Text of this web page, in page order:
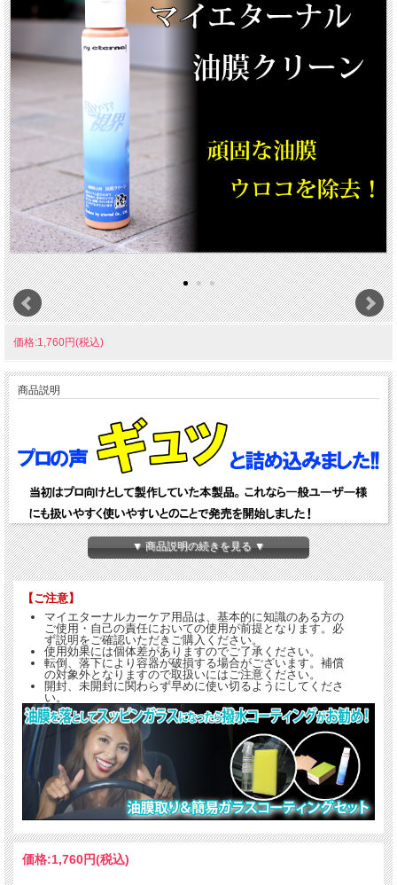
価格:1,760円(税込)
商品説明
▼ 商品説明の続きを見る ▼
【ご注意】
マイエターナルカーケア用品は、基本的に知識のある方の
ご使用・自己の責任においての使用が前提となります。必
ず説明をご確認いただきご購入ください。
使用効果には個体差がありますのでご了承ください。
転倒、落下により容器が破損する場合がございます。補償
の対象外となりますので取扱いにはご注意ください。
開封、未開封に関わらず早めに使い切るようにしてくださ
い。
価格:1,760円(税込)